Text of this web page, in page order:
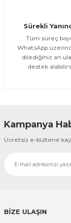
1.500,00 TL
Evinemoda
Gold Detaylı
Evinemoda
Gold Yapraklı Çiçek
1.700,00 TL
Sürekli
Tüm süreç
WhatsApp
dilediğiniz an
destek
Kampanya
Ücretsiz e-bültene
BİZE ULAŞIN